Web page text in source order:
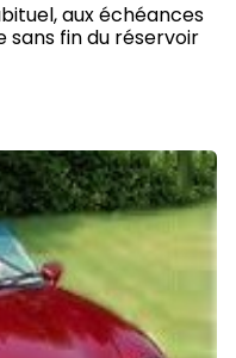
aux échéances
sans fin du réservoir